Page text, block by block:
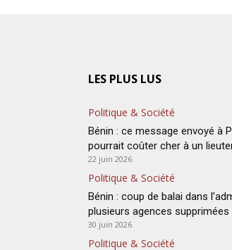
LES PLUS LUS
Politique & Société
Bénin : ce message envoyé à
pourrait coûter cher à un
22 juin 2026
Politique & Société
Bénin : coup de balai dans
plusieurs agences supprimées
30 juin 2026
Politique & Société